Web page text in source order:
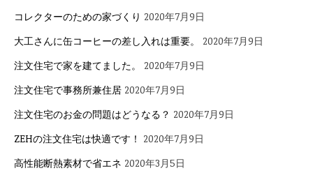
コレクターのための家づくり 2020年7月9日
大工さんに缶コーヒーの差し入れは重要。
2020年7月9日
注文住宅で家を建てました。
2020年7月9日
注文住宅で事務所兼住居 2020年7月9日
注文住宅のお金の問題はどうなる？ 2020年7月9日
ZEHの注文住宅は快適です！ 2020年7月9日
高性能断熱素材で省エネ 2020年3月5日